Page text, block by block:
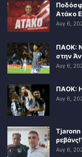
Ατάκο
Αυγ 6,
ΠΑΟΚ:
στην
Αυγ 6,
ΠΑΟΚ: Η
Αυγ 6,
Tjaronn
Αυγ 6,